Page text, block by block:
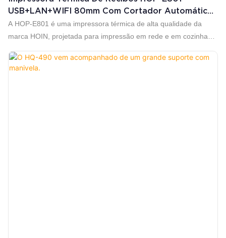
USB+LAN+WIFI 80mm Com Cortador Automático
HOP E801 Compatível Com Win Android IOS Linux
A HOP-E801 é uma impressora térmica de alta qualidade da
marca HOIN, projetada para impressão em rede e em cozinhas.
Impressão de alta velocidade de 300 mm/s (máx.); excelente
design à prova d'água, óleo e poeira.